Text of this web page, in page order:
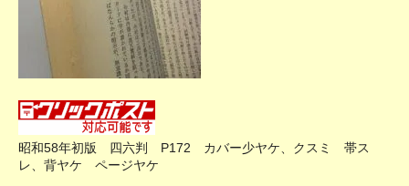
昭和58年初版 四六判 P172 カバー少ヤケ、クスミ 帯ス
レ、背ヤケ ページヤケ